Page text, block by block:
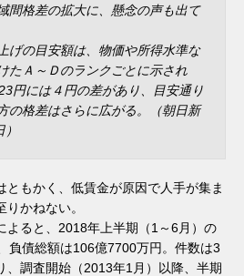
間格差の拡大に、懸念の声も出て
げの目安額は、物価や所得水準な
たＡ～Ｄのランクごとに示され
円には４円の差があり、目安通り
の格差はさらに広がる。（朝日新
ともかく、低賃金が原因で人手が集ま
かねない。
よると、2018年上半期（1～6月）の
負債総額は106億7700万円。件数は3
、調査開始（2013年1月）以降、半期